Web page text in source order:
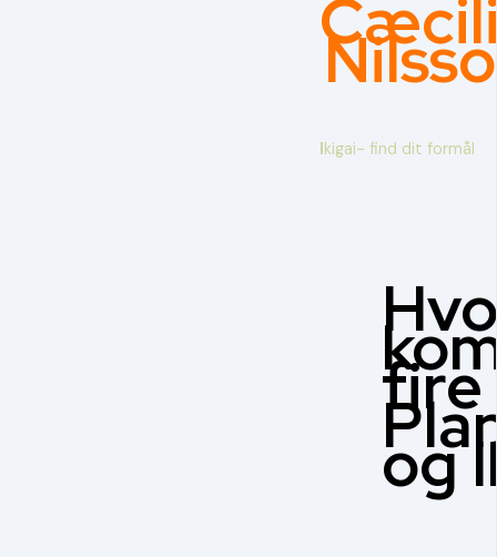
Ikigai- find dit formål
fire
P
ogI